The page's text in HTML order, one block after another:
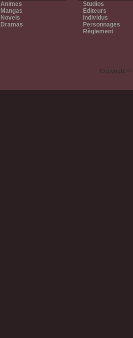
Animes
Mangas
Novels
Dramas
Studios
Editeurs
Individus
Personnages
Règlement
Copyright ©